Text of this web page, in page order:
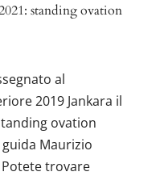
standing ovation
al
2019 Jankara il
ovation
Maurizio
trovare